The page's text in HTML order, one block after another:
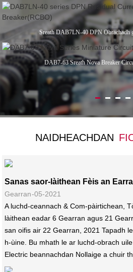
Sreath DAB7LN-40 DPN Obrachadh
DAB7-63 Sreath Nova Breaker
NAIDHEACHDAN
Sanas saor-làithean Fèis an
Gearran-05-2021
A luchd-ceannach & Com-pàirtichean,
làithean eadar 6 Gearran agus 21
san oifis air 22 Gearran, 2021 Tapadh
h-ùine. Bu mhath le ar luchd-obrach
Electric beannachdan Nollaige a chuir